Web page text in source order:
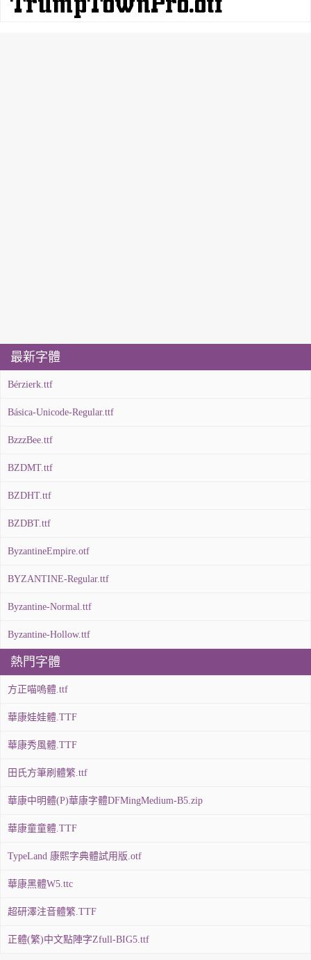
最新字體
Bérzierk.ttf
Básica-Unicode-Regular.ttf
BzzzBee.ttf
BZDMT.ttf
BZDHT.ttf
BZDBT.ttf
ByzantineEmpire.otf
BYZANTINE-Regular.ttf
Byzantine-Normal.ttf
Byzantine-Hollow.ttf
熱門字體
方正喵嗚體.ttf
華康娃娃體.TTF
華康秀風體.TTF
田氏方筆刷體繁.ttf
華康中明體(P)華康字體DFMingMedium-B5.zip
華康童童體.TTF
TypeLand 康熙字典體試用版.otf
華康黑體W5.ttc
超研澤注音體繁.TTF
正體(繁)中文點陣字Zfull-BIG5.ttf